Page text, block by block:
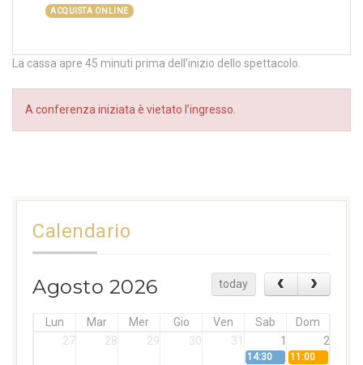
ACQUISTA ONLINE
La cassa apre 45 minuti prima dell’inizio dello spettacolo.
A conferenza iniziata è vietato l’ingresso.
Calendario
Agosto 2026 today
Lun Mar Mer Gio Ven Sab
Dom
27
28 29 30 31 1 2
14:30 11:00